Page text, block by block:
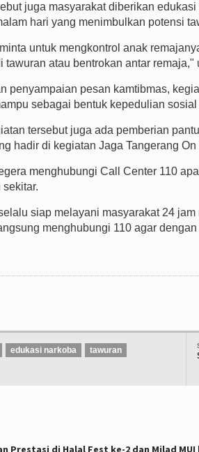
juga masyarakat diberikan
hari yang menimbulkan potensi
untuk mengkontrol anak
atau bentrokan antar remaja,"
penyampaian pesan kamtibmas,
sebagai bentuk kepedulian
tersebut juga ada pemberian
hadir di kegiatan Jaga Tangerang
menghubungi Call Center 110
siap melayani masyarakat 24
menghubungi 110 agar
edukasi narkoba
tawuran